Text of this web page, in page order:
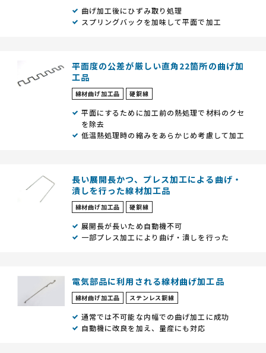
曲げ加工後にひずみ取り処理
スプリングバックを加味して平面で加工
平面度の公差が厳しい直角22箇所の曲げ加
工品
線材曲げ加工品 硬鋼線
平面にするために加工前の熱処理で材料のクセ
を除去
低温熱処理時の縮みをあらかじめ考慮して加工
長い展開長かつ、プレス加工による曲げ・
潰しを行った線材加工品
線材曲げ加工品 硬鋼線
展開長が長いため自動機不可
一部プレス加工により曲げ・潰しを行った
電気部品に利用される線材曲げ加工品
線材曲げ加工品 ステンレス鋼線
通常では不可能な内幅での曲げ加工に成功
自動機に改良を加え、量産にも対応